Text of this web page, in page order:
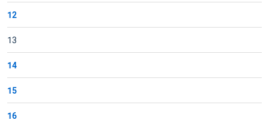
12
13
14
15
16